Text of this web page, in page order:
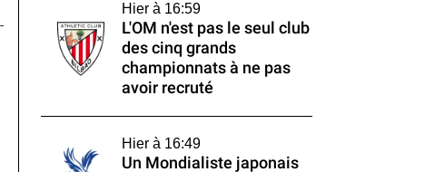
Hier à 16:59
L'OM n'est pas le seul club
des cinq grands
championnats à ne pas
avoir recruté
Hier à 16:49
Un Mondialiste japonais